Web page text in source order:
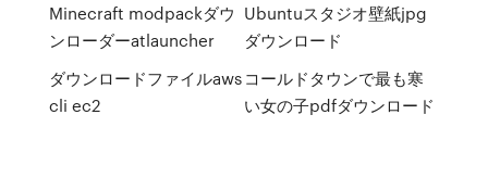
Minecraft modpackダウ
ンローダーatlauncher
ダウンロードファイルaws
cli ec2
Ubuntuスタジオ壁紙jpg
ダウンロード
コールドタウンで最も寒
い女の子pdfダウンロード